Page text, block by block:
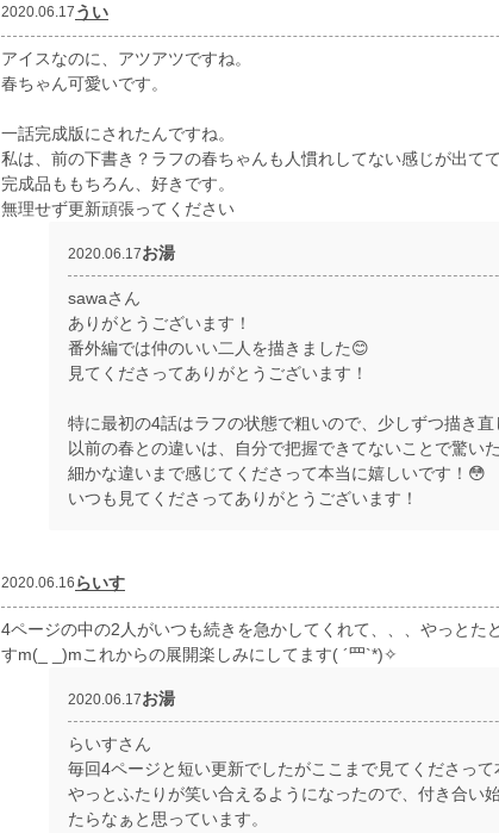
2020.06.17 うい
アイスなのに、アツアツですね。
春ちゃん可愛いです。
一話完成版にされたんですね。
私は、前の下書き？ラフの春ちゃんも人慣れしてない感じが出て
完成品ももちろん、好きです。
無理せず更新頑張ってください
2020.06.17お湯
sawaさん
ありがとうございます！
番外編では仲のいい二人を描きました😊
見てくださってありがとうございます！
特に最初の4話はラフの状態で粗いので、少しずつ描き
以前の春との違いは、自分で把握できてないことで驚い
細かな違いまで感じてくださって本当に嬉しいです！😳
いつも見てくださってありがとうございます！
2020.06.16 らいす
4ページの中の2人がいつも続きを急かしてくれて、、、やっとた
すm(_ _)mこれからの展開楽しみにしてます( ´罒`*)✧
2020.06.17お湯
らいすさん
毎回4ページと短い更新でしたがここまで見てくださっ
やっとふたりが笑い合えるようになったので、付き合い
たらなぁと思っています。